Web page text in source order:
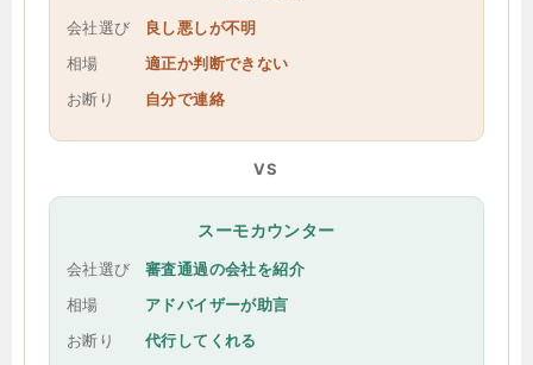
会社選び
良し悪しが不明
相場
適正か判断できない
お断り
自分で連絡
VS
スーモカウンター
会社選び
審査通過の会社を紹介
相場
アドバイザーが助言
お断り
代行してくれる